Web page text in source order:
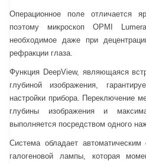
Операционное поле отличается
поэтому микроскоп OPMI
необходимое даже при
рефракции глаза.
Функция DeepView, являющаяся
глубиной изображения,
настройки прибора. Переключение
глубины изображения и
выполняется посредством одного
Система обладает автоматическим
галогеновой лампы, которая